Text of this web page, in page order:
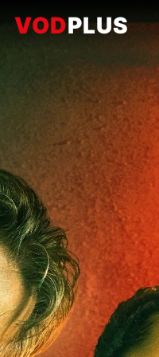
VODPLUS